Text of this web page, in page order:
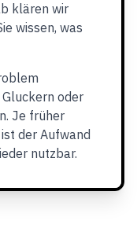
klären wir
wissen, was
oder
Je früher
der Aufwand
nutzbar.